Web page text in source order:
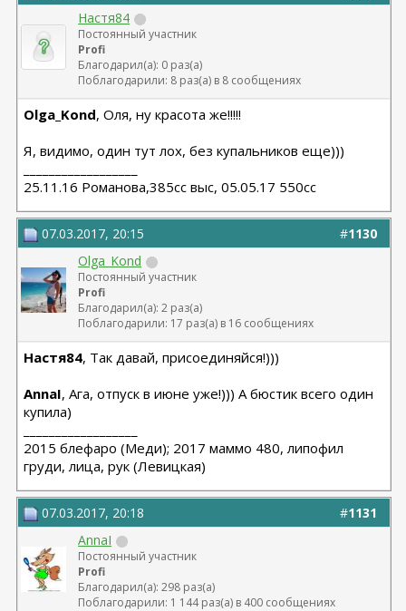
Настя84
Постоянный участник
Profi
Благодарил(а): 0 раз(а)
Поблагодарили: 8 раз(а) в 8 сообщениях
Olga_Kond, Оля, ну красота же!!!!!
Я, видимо, один тут лох, без купальников еще)))
25.11.16 Романова,385сс выс, 05.05.17 550сс
#1130
07.03.2017, 20:15
Olga_Kond
Постоянный участник
Profi
Благодарил(а): 2 раз(а)
Поблагодарили: 17 раз(а) в 16 сообщениях
Настя84, Так давай, присоединяйся!)))
AnnaI, Ага, отпуск в июне уже!))) А бюстик всего один
купила)
2015 блефаро (Меди); 2017 маммо 480, липофил
груди, лица, рук (Левицкая)
#1131
07.03.2017, 20:18
AnnaI
Постоянный участник
Profi
Благодарил(а): 298 раз(а)
Поблагодарили: 1 144 раз(а) в 400 сообщениях